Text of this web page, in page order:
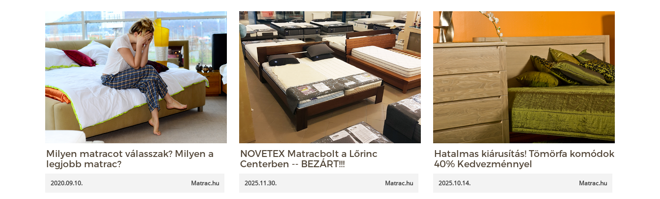
Milyen matracot válasszak? Milyen a
legjobb matrac?
2020.09.10. Matrac.hu
NOVETEX Matracbolt a Lőrinc
Centerben -- BEZÁRT!!!
2025.11.30. Matrac.hu
Hatalmas kiárusítás! Tömörfa komódok
40% Kedvezménnyel
2025.10.14. Matrac.hu